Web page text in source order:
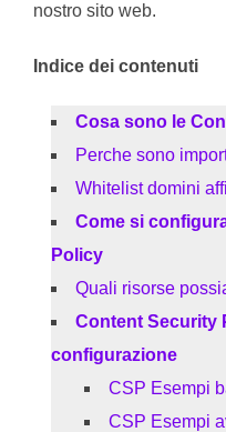
nostro sito web.
Indice dei contenuti
Cosa sono le
Perche sono
Whitelist domini
Come si
Policy
Quali risorse
Content Security
configurazione
CSP Esempi
CSP Esempi